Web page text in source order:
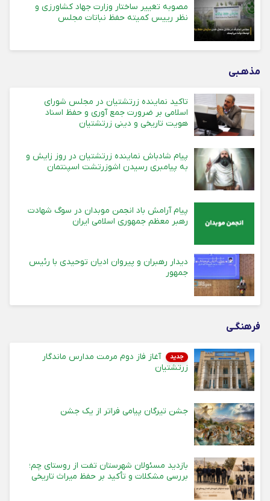
مصوبه تغییر ساختار وزارت جهاد کشاورزی و
نظر رییس کمیته حفظ نباتات مجلس
مذهـبی
تاکید نماینده زرتشتیان در مجلس شورای
اسلامی بر ضرورت جمع آوری و حفظ اسناد
هویت تاریخی و دینی زرتشتیان
پیام شادباش نماینده زرتشتیان در روز زایش و
به پیامبری رسیدن اشوزرتشت اسپنتمان
پیام آرامش باد انجمن موبدان در سوگ شهادت
رهبر معظم جمهوری اسلامی ایران
دیدار رهبران و پیروان ادیان توحیدی با رئیس
جمهور
فرهنگـی
جدید
آغاز فاز دوم مرمت مدارس ماندگار
زرتشتیان
جشن تیرگان پیامی فراتر از یک جشن
بازدید مسئولان شهرستان تفت از روستای چم؛
بررسی مشکلات و تأکید بر حفظ میراث تاریخی